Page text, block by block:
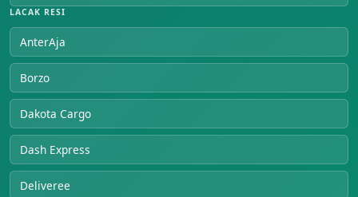
LACAK RESI
AnterAja
Borzo
Dakota Cargo
Dash Express
Deliveree